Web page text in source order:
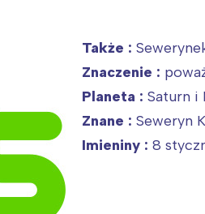
Także :
Znaczenie :
Planeta : Saturn i
Znane : Seweryn
Imieniny : 8